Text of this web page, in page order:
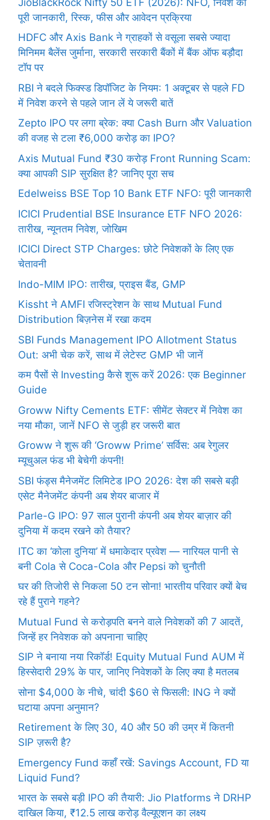
पूरी जानकारी, रिस्क, फीस और आवेदन प्रक्रिया
HDFC और Axis Bank ने ग्राहकों से वसूला सबसे ज्यादा
मिनिमम बैलेंस जुर्माना, सरकारी सरकारी बैंकों में बैंक ऑफ बड़ौदा
टॉप पर
RBI ने बदले फिक्स्ड डिपॉजिट के नियम: 1 अक्टूबर से पहले FD
में निवेश करने से पहले जान लें ये जरूरी बातें
Zepto IPO पर लगा ब्रेक: क्या Cash Burn और Valuation
की वजह से टला ₹6,000 करोड़ का IPO?
Axis Mutual Fund ₹30 करोड़ Front Running Scam:
क्या आपकी SIP सुरक्षित है? जानिए पूरा सच
Edelweiss BSE Top 10 Bank ETF NFO: पूरी जानकारी
ICICI Prudential BSE Insurance ETF NFO 2026:
तारीख, न्यूनतम निवेश, जोखिम
ICICI Direct STP Charges: छोटे निवेशकों के लिए एक
चेतावनी
Indo-MIM IPO: तारीख, प्राइस बैंड, GMP
Kissht ने AMFI रजिस्ट्रेशन के साथ Mutual Fund
Distribution बिज़नेस में रखा कदम
SBI Funds Management IPO Allotment Status
Out: अभी चेक करें, साथ में लेटेस्ट GMP भी जानें
कम पैसों से Investing कैसे शुरू करें 2026: एक Beginner
Guide
Groww Nifty Cements ETF: सीमेंट सेक्टर में निवेश का
नया मौका, जानें NFO से जुड़ी हर जरूरी बात
Groww ने शुरू की ‘Groww Prime’ सर्विस: अब रेगुलर
म्यूचुअल फंड भी बेचेगी कंपनी!
SBI फंड्स मैनेजमेंट लिमिटेड IPO 2026: देश की सबसे बड़ी
एसेट मैनेजमेंट कंपनी अब शेयर बाजार में
Parle-G IPO: 97 साल पुरानी कंपनी अब शेयर बाज़ार की
दुनिया में कदम रखने को तैयार?
ITC का ‘कोला दुनिया’ में धमाकेदार प्रवेश — नारियल पानी से
बनी Cola से Coca-Cola और Pepsi को चुनौती
घर की तिजोरी से निकला 50 टन सोना! भारतीय परिवार क्यों बेच
रहे हैं पुराने गहने?
Mutual Fund से करोड़पति बनने वाले निवेशकों की 7 आदतें,
जिन्हें हर निवेशक को अपनाना चाहिए
SIP ने बनाया नया रिकॉर्ड! Equity Mutual Fund AUM में
हिस्सेदारी 29% के पार, जानिए निवेशकों के लिए क्या है मतलब
सोना $4,000 के नीचे, चांदी $60 से फिसली: ING ने क्यों
घटाया अपना अनुमान?
Retirement के लिए 30, 40 और 50 की उम्र में कितनी
SIP ज़रूरी है?
Emergency Fund कहाँ रखें: Savings Account, FD या
Liquid Fund?
भारत के सबसे बड़ी IPO की तैयारी: Jio Platforms ने DRHP
दाखिल किया, ₹12.5 लाख करोड़ वैल्यूएशन का लक्ष्य